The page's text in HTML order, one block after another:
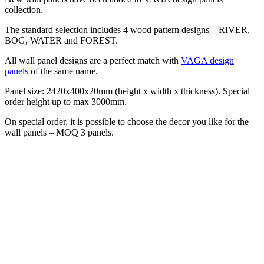
collection.
The standard selection includes 4 wood pattern designs – RIVER,
BOG, WATER and FOREST.
All wall panel designs are a perfect match with VAGA design
panels of the same name.
Panel size: 2420x400x20mm (height x width x thickness). Special
order height up to max 3000mm.
On special order, it is possible to choose the decor you like for the
wall panels – MOQ 3 panels.